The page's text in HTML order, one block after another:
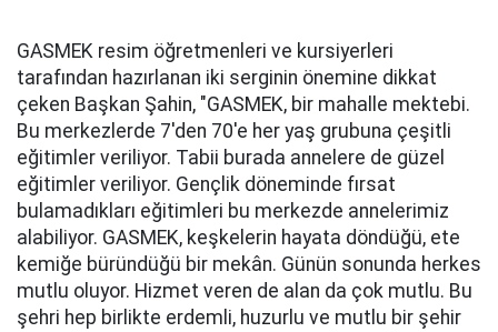
GASMEK resim öğretmenleri ve kursiyerleri
tarafından hazırlanan iki serginin önemine dikkat
çeken Başkan Şahin, "GASMEK, bir mahalle mektebi.
Bu merkezlerde 7'den 70'e her yaş grubuna çeşitli
eğitimler veriliyor. Tabii burada annelere de güzel
eğitimler veriliyor. Gençlik döneminde fırsat
bulamadıkları eğitimleri bu merkezde annelerimiz
alabiliyor. GASMEK, keşkelerin hayata döndüğü, ete
kemiğe büründüğü bir mekân. Günün sonunda herkes
mutlu oluyor. Hizmet veren de alan da çok mutlu. Bu
şehri hep birlikte erdemli, huzurlu ve mutlu bir şehir